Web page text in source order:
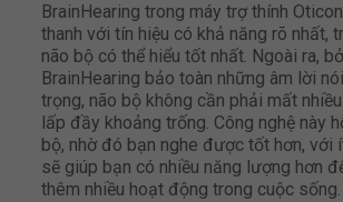
BrainHearing trong máy trợ thính
thanh với tín hiệu có khả năng rõ nhất,
não bộ có thể hiểu tốt nhất. Ngoài ra,
BrainHearing bảo toàn những âm lời
trọng, não bộ không cần phải mất
lấp đầy khoảng trống. Công nghệ này
bộ, nhờ đó bạn nghe được tốt hơn, với
sẽ giúp bạn có nhiều năng lượng hơn
thêm nhiều hoạt động trong cuộc sống.